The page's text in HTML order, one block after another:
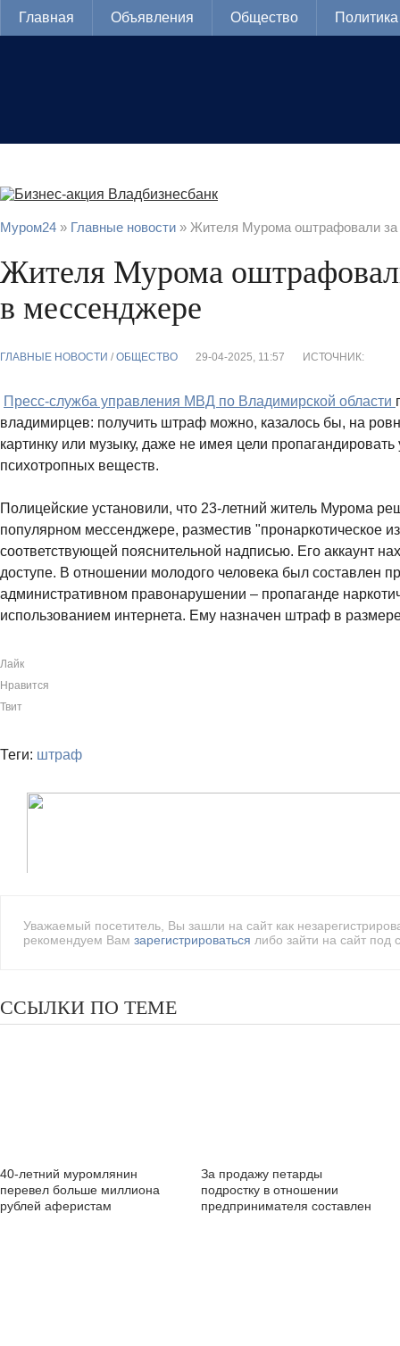
Главная Объявления Общество Политика
Муром24 » Главные новости » Жителя Мурома оштрафовали за
Жителя Мурома
в мессенджере
ГЛАВНЫЕ НОВОСТИ / ОБЩЕСТВО 29-04-2025, 11:57 ИСТОЧНИК:
Пресс-служба управления МВД по Владимирской области
владимирцев: получить штраф можно, казалось бы, на
картинку или музыку, даже не имея цели пропагандировать
психотропных веществ.
Полицейские установили, что 23-летний житель Мурома
популярном мессенджере, разместив "пронаркотическое
соответствующей пояснительной надписью. Его аккаунт
доступе. В отношении молодого человека был составлен
административном правонарушении – пропаганде
использованием интернета. Ему назначен штраф в
Лайк
Нравится
Твит
Теги: штраф
Уважаемый посетитель, Вы зашли на сайт как
рекомендуем Вам зарегистрироваться либо зайти на сайт
ССЫЛКИ ПО ТЕМЕ
40-летний муромлянин
перевел больше миллиона
рублей аферистам
За продажу петарды
подростку в отношении
предпринимателя составлен